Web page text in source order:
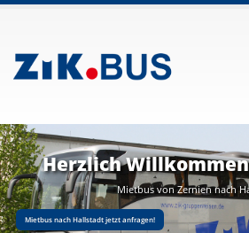
Herzlich Willkommen
Mietbus von Zernien nach
Mietbus nach Hallstadt jetzt anfragen!